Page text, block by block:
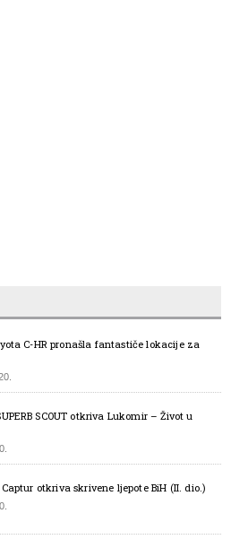
C-HR pronašla fantastiče lokacije za
SCOUT otkriva Lukomir – Život u
otkriva skrivene ljepote BiH (II. dio.)